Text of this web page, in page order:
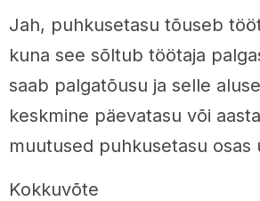
Jah, puhkusetasu tõuseb
kuna see sõltub töötaja
saab palgatõusu ja selle
keskmine päevatasu või
muutused puhkusetasu osas
Kokkuvõte